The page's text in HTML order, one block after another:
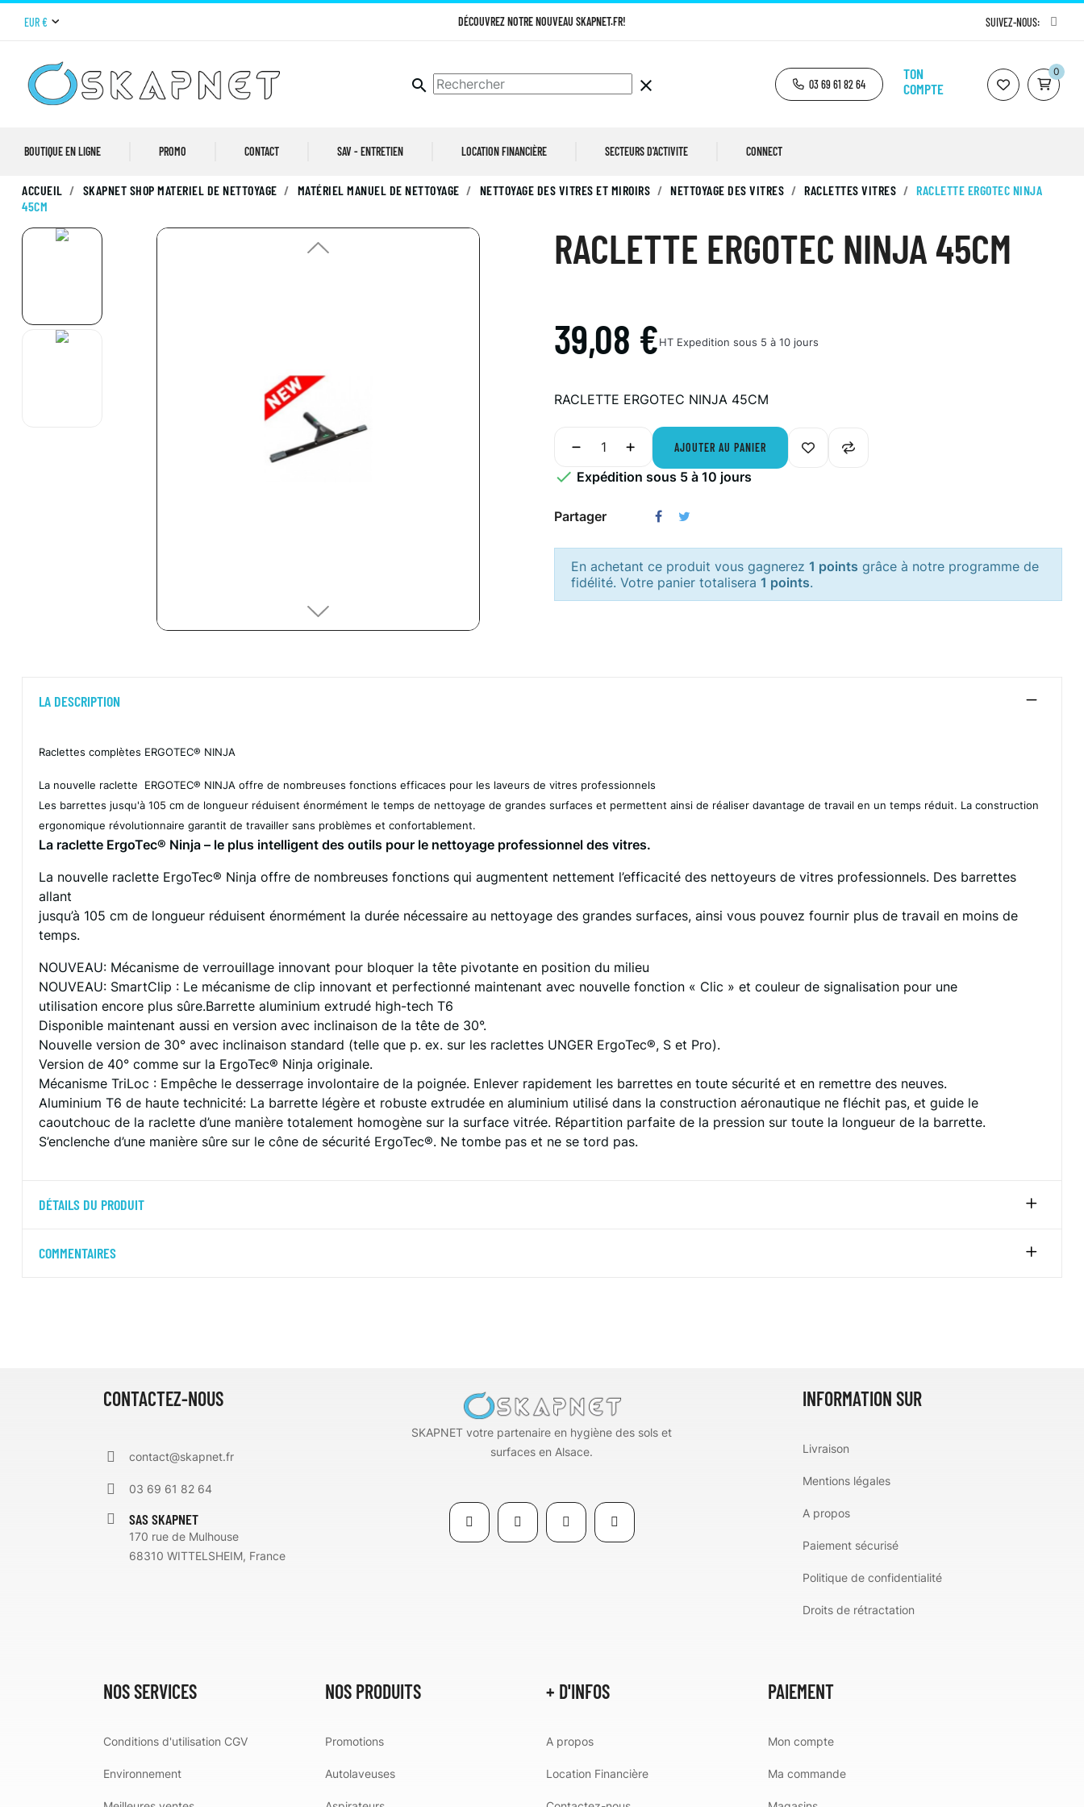
EUR € DÉCOUVREZ NOTRE NOUVEAU SKAPNET.FR! SUIVEZ-NOUS:
search clear 03 69 61 82 64
TON
COMPTE
0
BOUTIQUE EN LIGNE PROMO CONTACT SAV - ENTRETIEN LOCATION FINANCIÈRE SECTEURS D'ACTIVITE CONNECT
ACCUEIL SKAPNET SHOP MATERIEL DE NETTOYAGE MATÉRIEL MANUEL DE NETTOYAGE NETTOYAGE DES VITRES ET MIROIRS NETTOYAGE DES VITRES RACLETTES VITRES
RACLETTE ERGOTEC NINJA
45CM
RACLETTE ERGOTEC NINJA 45CM
39,08 €HT Expedition sous 5 à 10 jours
RACLETTE ERGOTEC NINJA 45CM
AJOUTER AU PANIER
 Expédition sous 5 à 10 jours
Partager
En achetant ce produit vous gagnerez 1 points grâce à notre programme de
fidélité. Votre panier totalisera 1 points.
LA DESCRIPTION
Raclettes complètes ERGOTEC® NINJA
La nouvelle raclette ERGOTEC® NINJA offre de nombreuses fonctions efficaces pour les laveurs de vitres professionnels
Les barrettes jusqu'à 105 cm de longueur réduisent énormément le temps de nettoyage de grandes surfaces et permettent ainsi de réaliser davantage de travail en un temps réduit. La construction
ergonomique révolutionnaire garantit de travailler sans problèmes et confortablement.
La raclette ErgoTec® Ninja – le plus intelligent des outils pour le nettoyage professionnel des vitres.
La nouvelle raclette ErgoTec® Ninja offre de nombreuses fonctions qui augmentent nettement l’efficacité des nettoyeurs de vitres professionnels. Des barrettes
allant
jusqu’à 105 cm de longueur réduisent énormément la durée nécessaire au nettoyage des grandes surfaces, ainsi vous pouvez fournir plus de travail en moins de
temps.
NOUVEAU: Mécanisme de verrouillage innovant pour bloquer la tête pivotante en position du milieu
NOUVEAU: SmartClip : Le mécanisme de clip innovant et perfectionné maintenant avec nouvelle fonction « Clic » et couleur de signalisation pour une
utilisation encore plus sûre.Barrette aluminium extrudé high-tech T6
Disponible maintenant aussi en version avec inclinaison de la tête de 30°.
Nouvelle version de 30° avec inclinaison standard (telle que p. ex. sur les raclettes UNGER ErgoTec®, S et Pro).
Version de 40° comme sur la ErgoTec® Ninja originale.
Mécanisme TriLoc : Empêche le desserrage involontaire de la poignée. Enlever rapidement les barrettes en toute sécurité et en remettre des neuves.
Aluminium T6 de haute technicité: La barrette légère et robuste extrudée en aluminium utilisé dans la construction aéronautique ne fléchit pas, et guide le
caoutchouc de la raclette d’une manière totalement homogène sur la surface vitrée. Répartition parfaite de la pression sur toute la longueur de la barrette.
S’enclenche d’une manière sûre sur le cône de sécurité ErgoTec®. Ne tombe pas et ne se tord pas.
DÉTAILS DU PRODUIT
COMMENTAIRES
CONTACTEZ-NOUS
contact@skapnet.fr
03 69 61 82 64
SAS SKAPNET
170 rue de Mulhouse
68310 WITTELSHEIM, France
SKAPNET votre partenaire en hygiène des sols et
surfaces en Alsace.
INFORMATION SUR
Livraison
Mentions légales
A propos
Paiement sécurisé
Politique de confidentialité
Droits de rétractation
NOS SERVICES
Conditions d'utilisation CGV
Environnement
NOS PRODUITS
Promotions
Autolaveuses
+ D'INFOS
A propos
Location Financière
PAIEMENT
Mon compte
Ma commande